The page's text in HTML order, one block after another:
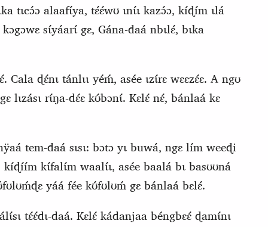
tɩcɔ́ɔ alaafɩ́ya, tɛ́ɛ́wʊ ɩnɩ́ɩ kazɔ́ɔ, kíɖím ɩlá
sɩ́yáarɩ́ gɛ, Gána-daá nbɩlɛ́, bɩka
ɖɛ́nɩ tánlɩɩ yéḿ, asée ɩzɩ́rɛ wɛɛzɛ́ɛ. A ngʊ
lɩzásɩ rɩ́ŋa-dɛ́ɛ kʊ́bɔnɩ́. Kɛlɛ́ nɛ́, bánlaá kɛ
tem-daá sɩsɩ: bɔtɔ yɩ buwá, ngɛ lím weeɖi
kíɖíím kɩ́falɩ́m waalɩ́ɩ, asée baalá bɩ basʊʊná
yáá fée kʊ́fʊlʊḿ gɛ bánlaá bɛlɛ́.
tɛ́ɛ́dɩ-daá. Kɛlɛ́ kádanjaa béngbɛɛ́ ɖamɩ́nɩ